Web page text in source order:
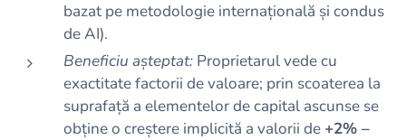
bazat pe metodologie internațională și condus
de AI).
Beneficiu așteptat: Proprietarul vede cu
exactitate factorii de valoare; prin scoaterea la
suprafață a elementelor de capital ascunse se
obține o creștere implicită a valorii de +2% –